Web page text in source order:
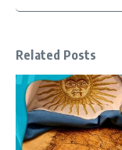
Related Posts